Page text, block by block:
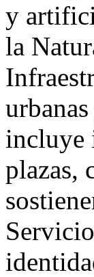
y
la
incluye
plazas,